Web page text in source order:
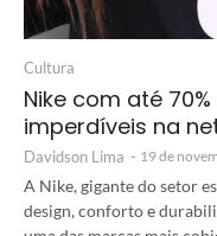
Cultura
Nike com até
imperdíveis na
Davidson Lima - 19 de
A Nike, gigante do setor
design, conforto e